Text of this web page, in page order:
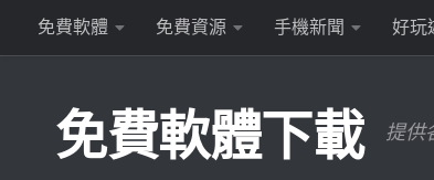
Skip to content
免費軟體 免費資源 手機新聞 好玩
免費軟體下載 提供